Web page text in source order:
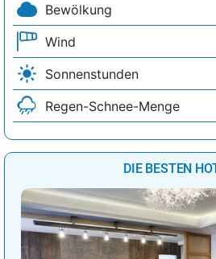
Bewölkung
Wind
Sonnenstunden
Regen-Schnee-Menge
DIE BESTEN